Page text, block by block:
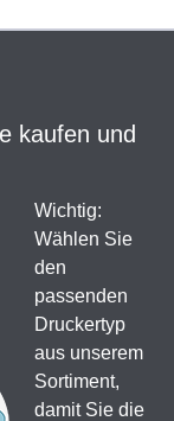
kaufen und
Wichtig:
Wählen Sie
den
passenden
Druckertyp
aus unserem
Sortiment,
damit Sie die